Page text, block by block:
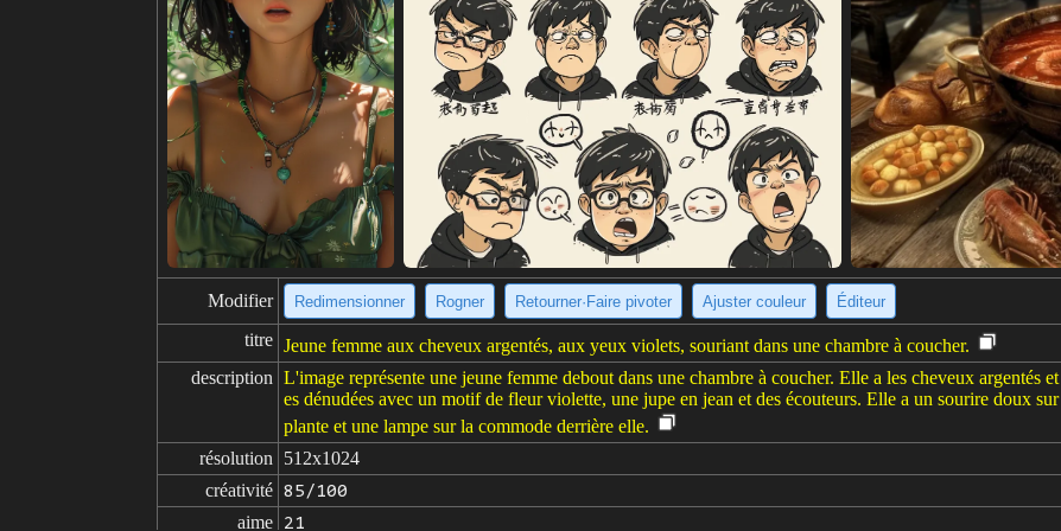
Modifier Redimensionner Rogner Retourner·Faire pivoter Ajuster couleur Éditeur
titre Jeune femme aux cheveux argentés, aux yeux violets, souriant dans une chambre à coucher.
description L'image représente une jeune femme debout dans une chambre à coucher. Elle a les cheveux argentés
es dénudées avec un motif de fleur violette, une jupe en jean et des écouteurs. Elle a un sourire doux
plante et une lampe sur la commode derrière elle.
résolution
512x1024
créativité 85/100
aime 21